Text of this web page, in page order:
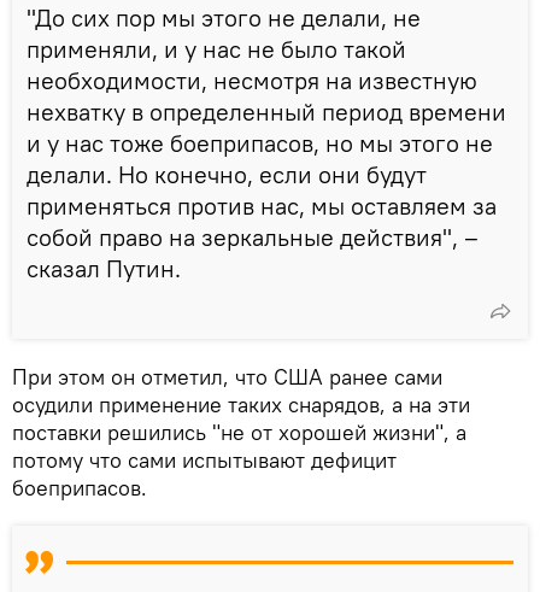
"До сих пор мы этого не делали, не
применяли, и у нас не было такой
необходимости, несмотря на известную
нехватку в определенный период времени
и у нас тоже боеприпасов, но мы этого не
делали. Но конечно, если они будут
применяться против нас, мы оставляем за
собой право на зеркальные действия", –
сказал Путин.
При этом он отметил, что США ранее сами
осудили применение таких снарядов, а на эти
поставки решились "не от хорошей жизни", а
потому что сами испытывают дефицит
боеприпасов.